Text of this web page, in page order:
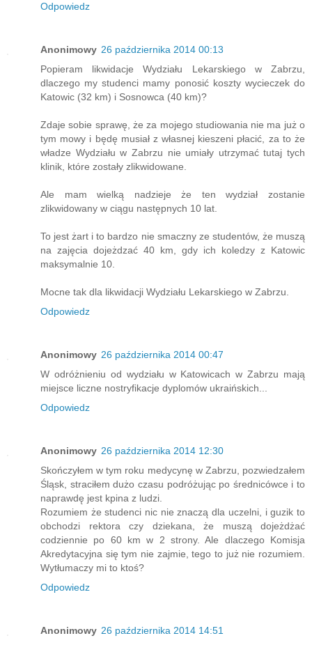
Odpowiedz
Anonimowy 26 października 2014 00:13
Popieram likwidacje Wydziału Lekarskiego w Zabrzu,
dlaczego my studenci mamy ponosić koszty wycieczek do
Katowic (32 km) i Sosnowca (40 km)?
Zdaje sobie sprawę, że za mojego studiowania nie ma już o
tym mowy i będę musiał z własnej kieszeni płacić, za to że
władze Wydziału w Zabrzu nie umiały utrzymać tutaj tych
klinik, które zostały zlikwidowane.
Ale mam wielką nadzieje że ten wydział zostanie
zlikwidowany w ciągu następnych 10 lat.
To jest żart i to bardzo nie smaczny ze studentów, że muszą
na zajęcia dojeżdzać 40 km, gdy ich koledzy z Katowic
maksymalnie 10.
Mocne tak dla likwidacji Wydziału Lekarskiego w Zabrzu.
Odpowiedz
Anonimowy 26 października 2014 00:47
W odróżnieniu od wydziału w Katowicach w Zabrzu mają
miejsce liczne nostryfikacje dyplomów ukraińskich...
Odpowiedz
Anonimowy 26 października 2014 12:30
Skończyłem w tym roku medycynę w Zabrzu, pozwiedzałem
Śląsk, straciłem dużo czasu podróżując po średnicówce i to
naprawdę jest kpina z ludzi.
Rozumiem że studenci nic nie znaczą dla uczelni, i guzik to
obchodzi rektora czy dziekana, że muszą dojeżdżać
codziennie po 60 km w 2 strony. Ale dlaczego Komisja
Akredytacyjna się tym nie zajmie, tego to już nie rozumiem.
Wytłumaczy mi to ktoś?
Odpowiedz
Anonimowy 26 października 2014 14:51